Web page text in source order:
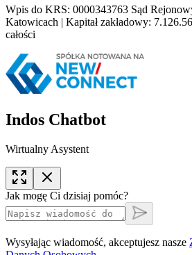
Wpis do KRS: 0000343763 Sąd
Katowicach | Kapitał zakładowy:
całości
Indos Chatbot
Wirtualny Asystent
Jak mogę Ci dzisiaj pomóc?
Wysyłając wiadomość, akceptujesz nasze